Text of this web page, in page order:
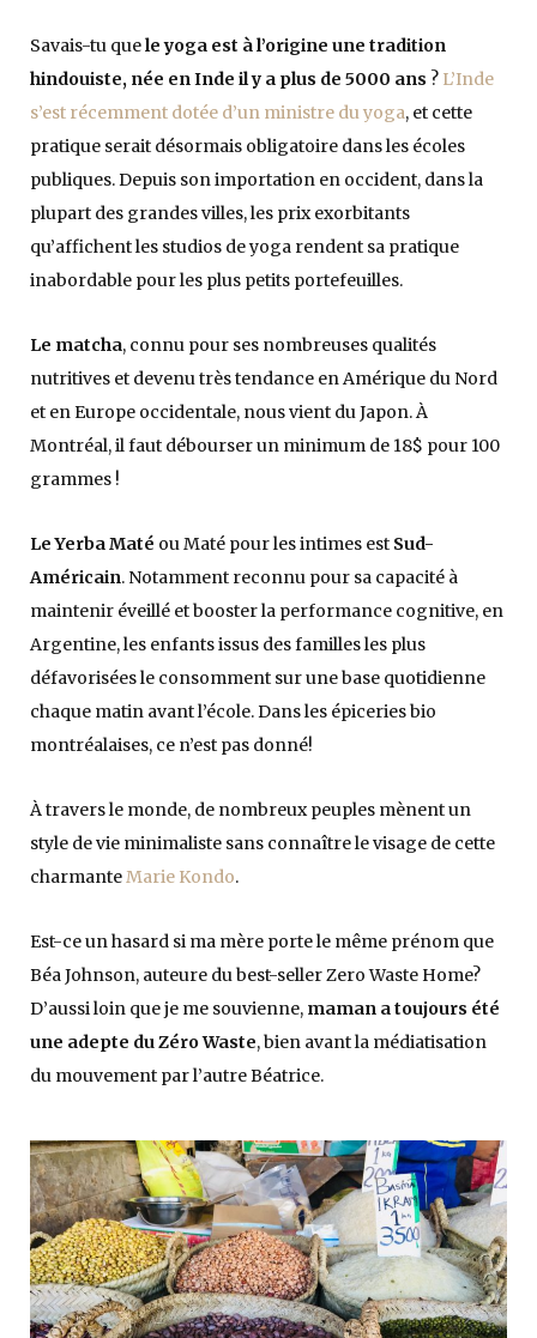
Savais-tu quele yoga est à l’origine une tradition
hindouiste, née en Inde il y a plus de 5000 ans ? L’Inde
s’est récemment dotée d’un ministre du yoga, et cette
pratique serait désormais obligatoire dans les écoles
publiques. Depuis son importation en occident, dans la
plupart des grandes villes, les prix exorbitants
qu’affichent les studios de yoga rendent sa pratique
inabordable pour les plus petits portefeuilles.
Le matcha, connu pour ses nombreuses qualités
nutritives et devenu très tendance en Amérique du Nord
et en Europe occidentale, nous vient du Japon. À
Montréal, il faut débourser un minimum de 18$ pour 100
grammes !
Le Yerba Maté ou Maté pour les intimes est Sud-
Américain. Notamment reconnu pour sa capacité à
maintenir éveillé et booster la performance cognitive, en
Argentine, les enfants issus des familles les plus
défavorisées le consomment sur une base quotidienne
chaque matin avant l’école. Dans les épiceries bio
montréalaises, ce n’est pas donné!
À travers le monde, de nombreux peuples mènent un
style de vie minimaliste sans connaître le visage de cette
charmanteMarie Kondo.
Est-ce un hasard si ma mère porte le même prénom que
Béa Johnson, auteure du best-seller Zero Waste Home?
D’aussi loin que je me souvienne, maman a toujours été
une adepte du Zéro Waste, bien avant la médiatisation
du mouvement par l’autre Béatrice.